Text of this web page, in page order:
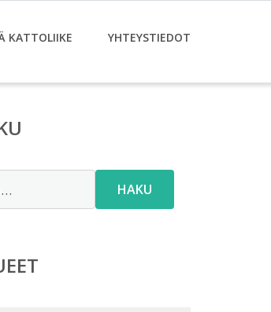
KATTOLIIKE YHTEYSTIEDOT
HAKU